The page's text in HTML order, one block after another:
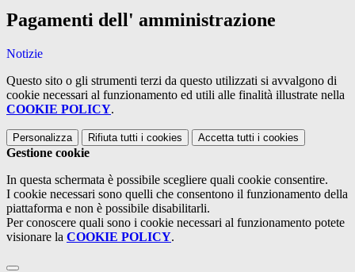
Pagamenti dell' amministrazione
Notizie
Questo sito o gli strumenti terzi da questo utilizzati si avvalgono di
cookie necessari al funzionamento ed utili alle finalità illustrate nella
COOKIE POLICY.
Personalizza Rifiuta tutti i cookies Accetta tutti i cookies
Gestione cookie
In questa schermata è possibile scegliere quali cookie consentire.
I cookie necessari sono quelli che consentono il funzionamento della
piattaforma e non è possibile disabilitarli.
Per conoscere quali sono i cookie necessari al funzionamento potete
visionare la COOKIE POLICY.